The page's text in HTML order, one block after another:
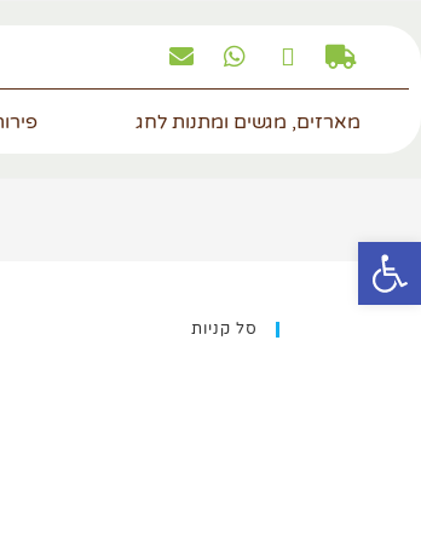
מארזים, מגשים ומתנות לחג
סל קניות
פתח סרגל נגישות